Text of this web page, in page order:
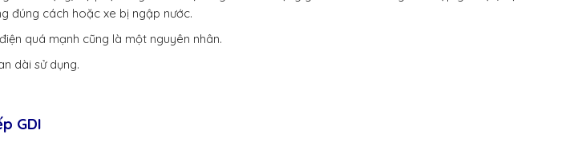
đúng cách hoặc xe bị ngập nước.
quá mạnh cũng là một nguyên nhân.
dài sử dụng.
GDI